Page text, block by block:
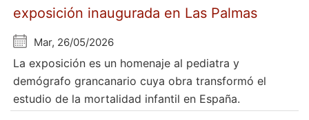
exposición inaugurada en Las Palmas
Mar, 26/05/2026
La exposición es un homenaje al pediatra y
demógrafo grancanario cuya obra transformó el
estudio de la mortalidad infantil en España.